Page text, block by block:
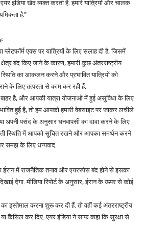
इंडिया खेद व्यक्त करती है. हमारे यात्रियों और चालक
है.”
प्लेटफॉर्म एक्स पर यात्रियों के लिए सलाह दी है, जिसमें
क्षेत्र बंद किए जाने के कारण, हमारी कुछ अंतरराष्ट्रीय
स्थिति का आकलन करने और प्रभावित यात्रियों को
के लिए तत्परता से काम कर रही हैं.
है, और आपकी यात्रा योजनाओं में हुई असुविधा के लिए
हुई है, तो हम आपको हमारी वेबसाइट पर जाकर लचीले
या अपनी पसंद के अनुसार धनवापसी का दावा करने के लिए
स्थिति में आपको सूचित रखने और आपका समर्थन करने
समझ के लिए धन्यवाद.
ईरान में राजनैतिक तनाव और एयरस्पेस बंद होने से इसका
देगा. मीडिया रिपोर्ट के अनुसार, ईरान के ऊपर से कोई
इस्तेमाल करना शुरू कर दी हैं. तो वहीं कई अंतरराष्ट्रीय
कैंसिल कर दिए. एयर इंडिया ने साफ कहा कि सुरक्षा से